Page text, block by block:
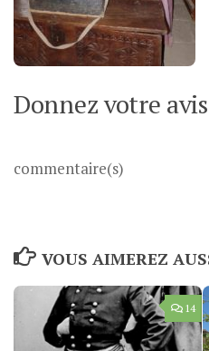
Donnez votre
commentaire(s)
VOUS AIMEREZ
14